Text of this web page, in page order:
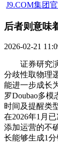
J9.COM集团
后者则意味
2026-02-21
证券研究演
分歧性取物理
能进一步成长
罗Doubao多
时间及提醒类
在2026年1月
添加运营的不
长能够生成1